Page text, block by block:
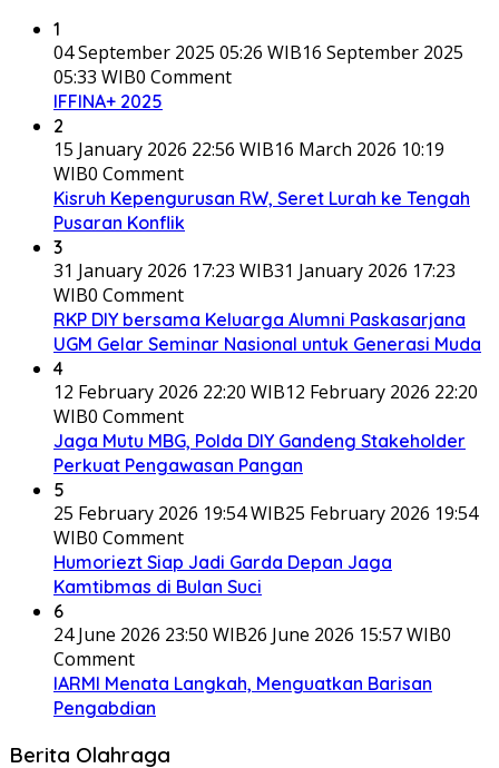
1
04 September 2025 05:26 WIB16 September 2025
05:33 WIB0 Comment
IFFINA+ 2025
2
15 January 2026 22:56 WIB16 March 2026 10:19
WIB0 Comment
Kisruh Kepengurusan RW, Seret Lurah ke Tengah
Pusaran Konflik
3
31 January 2026 17:23 WIB31 January 2026 17:23
WIB0 Comment
RKP DIY bersama Keluarga Alumni Paskasarjana
UGM Gelar Seminar Nasional untuk Generasi Muda
4
12 February 2026 22:20 WIB12 February 2026 22:20
WIB0 Comment
Jaga Mutu MBG, Polda DIY Gandeng Stakeholder
Perkuat Pengawasan Pangan
5
25 February 2026 19:54 WIB25 February 2026 19:54
WIB0 Comment
Humoriezt Siap Jadi Garda Depan Jaga
Kamtibmas di Bulan Suci
6
24 June 2026 23:50 WIB26 June 2026 15:57 WIB0
Comment
IARMI Menata Langkah, Menguatkan Barisan
Pengabdian
Berita Olahraga